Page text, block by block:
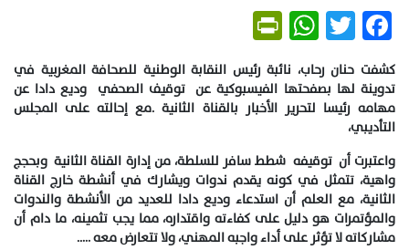
Facebook
Twitter
WhatsApp
كشفت حنان رحاب، نائبة رئيس النقابة الوطنية للصحافة المغربية في
تدوينة لها بصفحتها الفيسبوكية عن توقيف الصحفي وديع دادا عن
مهامه رئيسا لتحرير الأخبار بالقناة الثانية .مع إحالته على المجلس
التأديبي،
واعتبرت أن توقيفه شطط سافر للسلطة، من إدارة القناة الثانية وبحجج
واهية، تتمثل في كونه يقدم ندوات ويشارك في أنشطة خارج القناة
الثانية، مع العلم أن استدعاء وديع دادا للعديد من الأنشطة والندوات
والمؤتمرات هو دليل على كفاءته واقتداره، مما يجب تثمينه، ما دام أن
مشاركاته لا تؤثر على أداء واجبه المهني، ولا تتعارض معه …..